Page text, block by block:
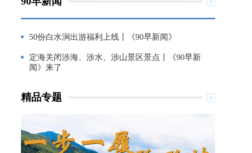
50份白水涧出游福利上线丨《90早新闻》
定海关闭涉海、涉水、涉山景区景点丨《90早新
闻》来了
精品专题